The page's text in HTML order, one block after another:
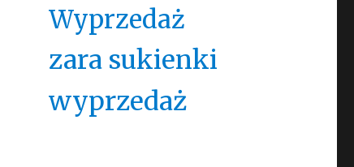
Wyprzedaż
zara sukienki
wyprzedaż